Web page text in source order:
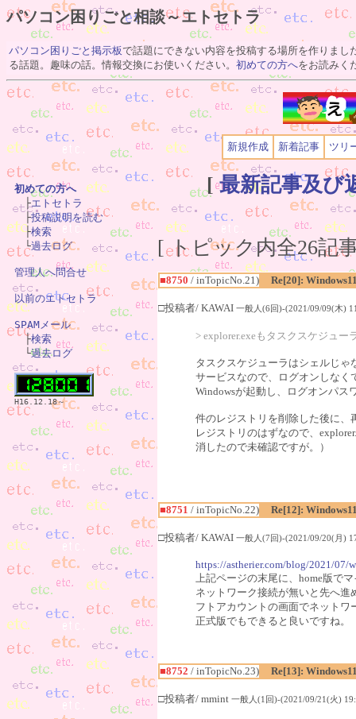
パソコン困りごと相談～エトセトラ
パソコン困りごと掲示板で話題にできない内容を投稿する場所を作りまし
る話題。趣味の話。情報交換にお使いください。 初めての方へをお読みく
新規作成 新着記事 ツリ
[最新記事及び
[ トピック内全26
■8750 / inTopicNo.21) Re[20]:
□投稿者/ KAWAI 一般人(6回)-(2021/09/09(木)
> explorer.exeもタスクスケジュ
タスクスケジューラはシェルじゃ
サービスなので、ログオンしなく
Windowsが起動し、ログオンパス
件のレジストリを削除した後に、
レジストリのはずなので、
消したので未確認ですが。）
■8751 / inTopicNo.22) Re[12]:
□投稿者/ KAWAI 一般人(7回)-(2021/09/20(月)
https://astherier.com/blog/2021/07/
上記ページの末尾に、home版で
ネットワーク接続が無いと先へ
フトアカウントの画面でネット
正式版でもできると良いですね。
■8752 / inTopicNo.23) Re[13]:
□投稿者/ mmint 一般人(1回)-(2021/09/21(火)
初めての方へ
├エトセトラ
├投稿説明を読む
├検索
└過去ログ
管理人へ問合せ
以前のエトセトラ
SPAMメール
├検索
└過去ログ
H16.12.18～